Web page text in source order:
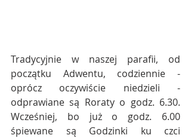
Tradycyjnie w naszej parafii, od
początku Adwentu, codziennie -
oprócz oczywiście niedzieli -
odprawiane są Roraty o godz. 6.30.
Wcześniej, bo już o godz. 6.00
śpiewane są Godzinki ku czci